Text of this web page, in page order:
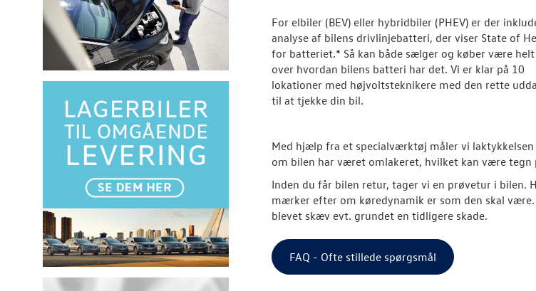
For elbiler (BEV) eller hybridbiler (PHEV) er der
analyse af bilens drivlinjebatteri, der viser State of
for batteriet.* Så kan både sælger og køber være
over hvordan bilens batteri har det. Vi er klar på 10
lokationer med højvoltsteknikere med den rette
til at tjekke din bil.
Med hjælp fra et specialværktøj måler vi
om bilen har været omlakeret, hvilket kan være tegn
Inden du får bilen retur, tager vi en prøvetur i bilen.
mærker efter om køredynamik er som den skal
blevet skæv evt. grundet en tidligere skade.
FAQ - Ofte stillede spørgsmål